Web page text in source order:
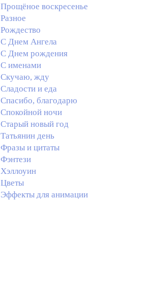
Прощёное воскресенье
Разное
Рождество
С Днем Ангела
С Днем рождения
С именами
Скучаю, жду
Сладости и еда
Спасибо, благодарю
Спокойной ночи
Старый новый год
Татьянин день
Фразы и цитаты
Фэнтези
Хэллоуин
Цветы
Эффекты для анимации